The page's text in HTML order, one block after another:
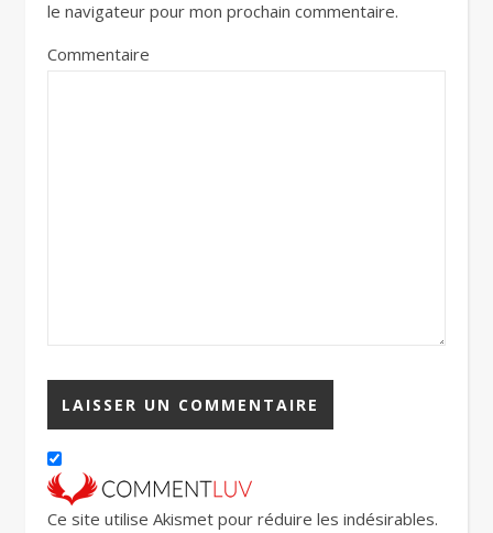
le navigateur pour mon prochain commentaire.
Commentaire
Ce site utilise Akismet pour réduire les indésirables.